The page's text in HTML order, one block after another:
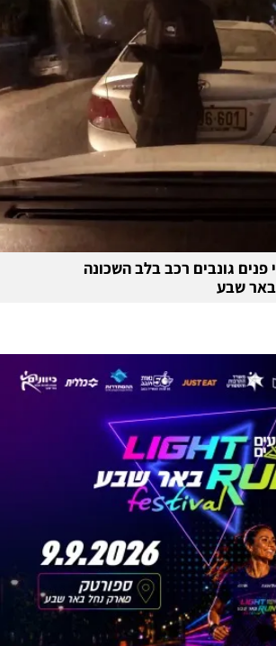
פנים גונבים רכב בלב השכונה
באר שבע